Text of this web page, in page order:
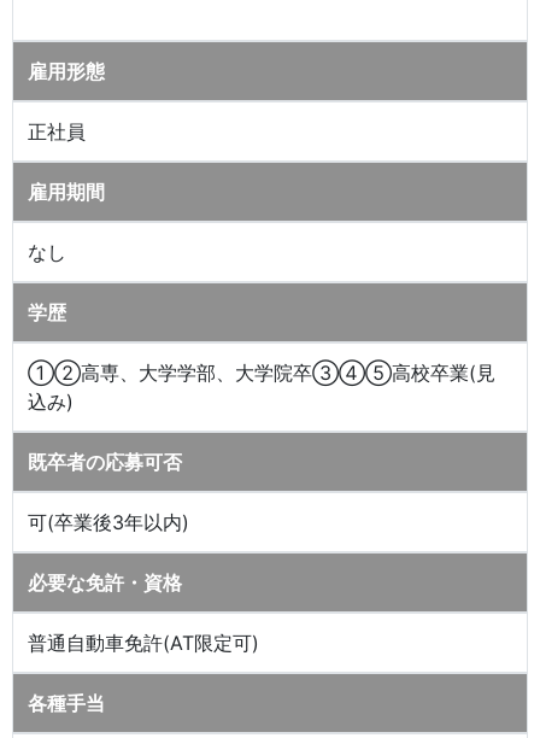
雇用形態
正社員
雇用期間
なし
学歴
①②高専、大学学部、大学院卒③④⑤高校卒業(見
込み)
既卒者の応募可否
可(卒業後3年以内)
必要な免許・資格
普通自動車免許(AT限定可)
各種手当